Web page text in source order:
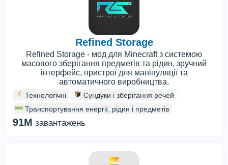
Refined Storage
Refined Storage - мод для Minecraft з системою
масового зберігання предметів та рідин, зручний
інтерфейс, пристрої для маніпуляції та
автоматичного виробництва.
Технологічні
Сундуки і зберігання речей
Транспортування енергії, рідин і предметів
91M завантажень